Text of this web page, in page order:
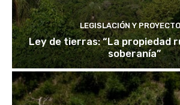
LEGISLACIÓN Y
Ley de tierras: “La propiedad
soberanía”